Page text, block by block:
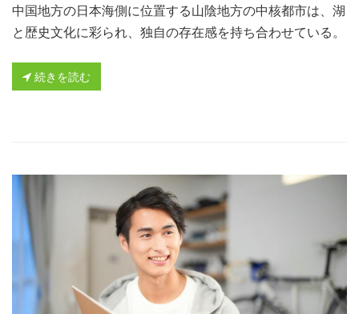
中国地方の日本海側に位置する山陰地方の中核都市は、湖
と歴史文化に彩られ、独自の存在感を持ち合わせている。
続きを読む